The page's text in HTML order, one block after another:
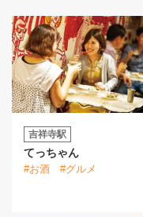
吉祥寺駅
てっちゃん
#お酒 #グルメ